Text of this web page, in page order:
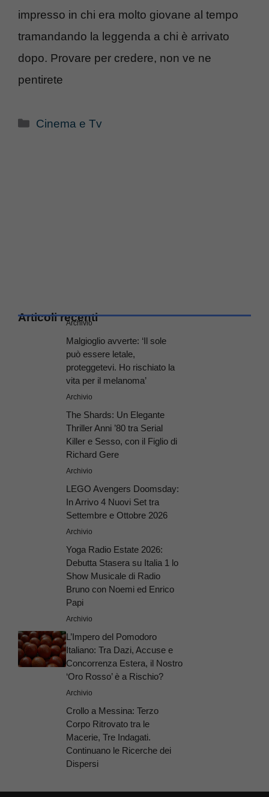
impresso in chi era molto giovane al tempo
tramandando la leggenda a chi è arrivato
dopo. Provare per credere, non ve ne
pentirete
Categorie
Cinema e Tv
Articoli recenti
Archivio
Malgioglio avverte: ‘Il sole
può essere letale,
proteggetevi. Ho rischiato la
vita per il melanoma’
Archivio
The Shards: Un Elegante
Thriller Anni ’80 tra Serial
Killer e Sesso, con il Figlio di
Richard Gere
Archivio
LEGO Avengers Doomsday:
In Arrivo 4 Nuovi Set tra
Settembre e Ottobre 2026
Archivio
Yoga Radio Estate 2026:
Debutta Stasera su Italia 1 lo
Show Musicale di Radio
Bruno con Noemi ed Enrico
Papi
Archivio
L’Impero del Pomodoro
Italiano: Tra Dazi, Accuse e
Concorrenza Estera, il Nostro
‘Oro Rosso’ è a Rischio?
Archivio
Crollo a Messina: Terzo
Corpo Ritrovato tra le
Macerie, Tre Indagati.
Continuano le Ricerche dei
Dispersi